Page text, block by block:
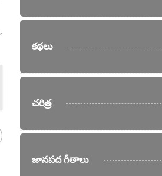
కథలు
చరిత్ర
జానపద గీతాలు